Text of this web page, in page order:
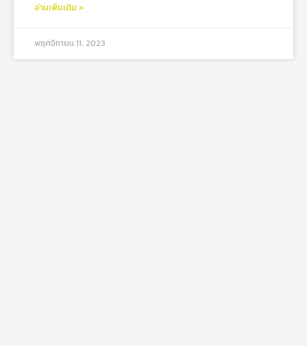
อ่านเพิ่มเติม »
พฤศจิกายน 11, 2023